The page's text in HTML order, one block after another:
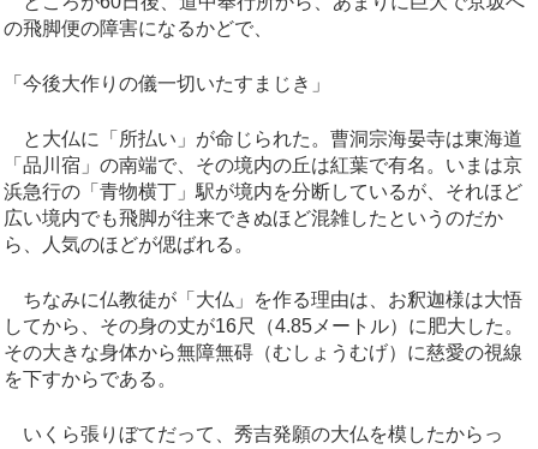
の飛脚便の障害になるかどで、
「今後大作りの儀一切いたすまじき」
と大仏に「所払い」が命じられた。曹洞宗海晏寺は東海道
「品川宿」の南端で、その境内の丘は紅葉で有名。いまは京
浜急行の「青物横丁」駅が境内を分断しているが、それほど
広い境内でも飛脚が往来できぬほど混雑したというのだか
ら、人気のほどが偲ばれる。
ちなみに仏教徒が「大仏」を作る理由は、お釈迦様は大悟
してから、その身の丈が16尺（4.85メートル）に肥大した。
その大きな身体から無障無碍（むしょうむげ）に慈愛の視線
を下すからである。
いくら張りぼてだって、秀吉発願の大仏を模したからっ